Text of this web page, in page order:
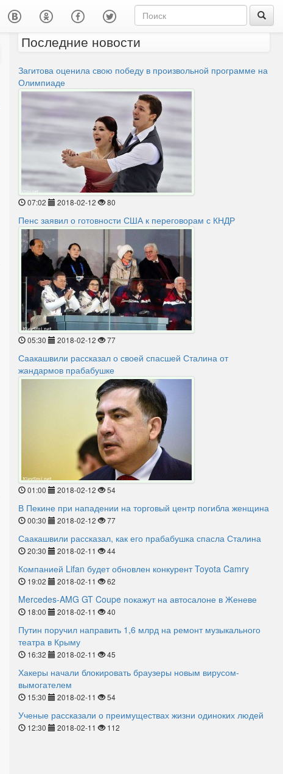
Последние новости
Загитова оценила свою победу в произвольной программе на
Олимпиаде
07:02 2018-02-12 80
Пенс заявил о готовности США к переговорам с КНДР
05:30 2018-02-12 77
Саакашвили рассказал о своей спасшей Сталина от
жандармов прабабушке
01:00 2018-02-12 54
В Пекине при нападении на торговый центр погибла женщина
00:30 2018-02-12 77
Саакашвили рассказал, как его прабабушка спасла Сталина
20:30 2018-02-11 44
Компанией Lifan будет обновлен конкурент Toyota Camry
19:02 2018-02-11 62
Mercedes-AMG GT Coupe покажут на автосалоне в Женеве
18:00 2018-02-11 40
Путин поручил направить 1,6 млрд на ремонт музыкального
театра в Крыму
16:32 2018-02-11 45
Хакеры начали блокировать браузеры новым вирусом-
вымогателем
15:30 2018-02-11 54
Ученые рассказали о преимуществах жизни одиноких людей
12:30 2018-02-11 112